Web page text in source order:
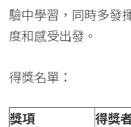
驗中學習，同時多發
度和感受出發。
得獎名單：
獎項 得獎